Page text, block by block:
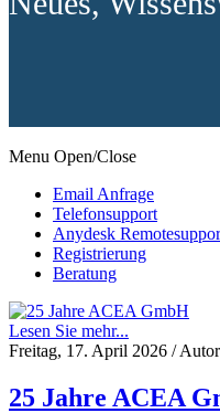
Menu Open/Close
Email Anfrage
Telefonsupport
Anydesk
Registrierung
Beratung
Lesen Sie mehr...
Freitag, 17. April 2026 /
25 Jahre ACEA